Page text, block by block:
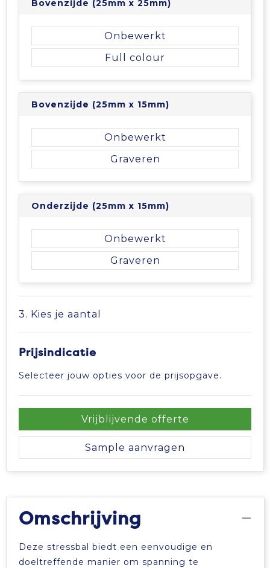
Bovenzijde (25mm x 25mm)
Onbewerkt
Full colour
Bovenzijde (25mm x 15mm)
Onbewerkt
Graveren
Onderzijde (25mm x 15mm)
Onbewerkt
Graveren
3. Kies je aantal
Prijsindicatie
Selecteer jouw opties voor de prijsopgave.
Vrijblijvende offerte
Sample aanvragen
Omschrijving
Deze stressbal biedt een eenvoudige en
doeltreffende manier om spanning te